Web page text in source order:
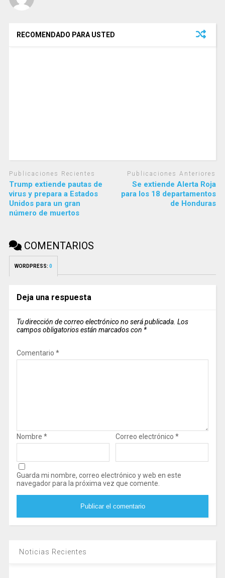
RECOMENDADO PARA USTED
Publicaciones Recientes
Trump extiende pautas de
virus y prepara a Estados
Unidos para un gran
número de muertos
Publicaciones Anteriores
Se extiende Alerta Roja
para los 18 departamentos
de Honduras
COMENTARIOS
WORDPRESS: 0
Deja una respuesta
Tu dirección de correo electrónico no será publicada. Los
campos obligatorios están marcados con *
Comentario *
Nombre * Correo electrónico *
Guarda mi nombre, correo electrónico y web en este
navegador para la próxima vez que comente.
Noticias Recientes